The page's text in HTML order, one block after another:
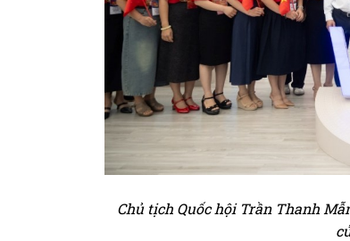
Chủ tịch Quốc hội Trần Thanh